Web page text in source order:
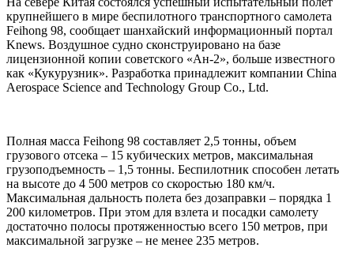
крупнейшего в мире беспилотного транспортного самолета
Feihong 98, сообщает шанхайский информационный портал
Knews. Воздушное судно сконструировано на базе
лицензионной копии советского «Ан-2», больше известного
как «Кукурузник». Разработка принадлежит компании China
Aerospace Science and Technology Group Co., Ltd.
Полная масса Feihong 98 составляет 2,5 тонны, объем
грузового отсека – 15 кубических метров, максимальная
грузоподъемность – 1,5 тонны. Беспилотник способен летать
на высоте до 4 500 метров со скоростью 180 км/ч.
Максимальная дальность полета без дозаправки – порядка 1
200 километров. При этом для взлета и посадки самолету
достаточно полосы протяженностью всего 150 метров, при
максимальной загрузке – не менее 235 метров.